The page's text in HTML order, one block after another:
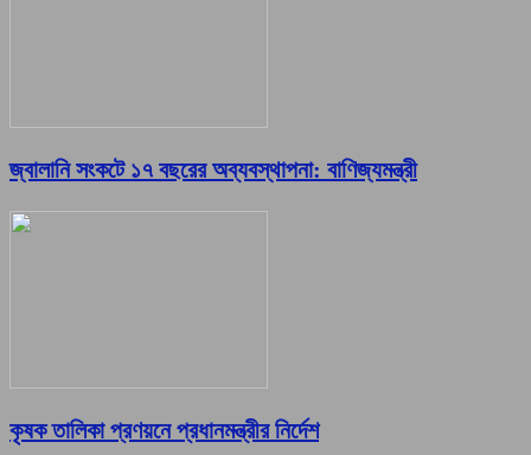
জ্বালানি সংকটে ১৭ বছরের অব্যবস্থাপনা: বাণিজ্যমন্ত্রী
কৃষক তালিকা প্রণয়নে প্রধানমন্ত্রীর নির্দেশ